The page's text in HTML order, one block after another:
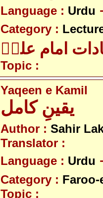
Language : Urdu
Category :
امام علیؑ
Topic :
Yaqeen e Kamil
یقینِ کامل
Author : Sahir
Translator :
Language : Urdu
Category : Faroo-
Topic :